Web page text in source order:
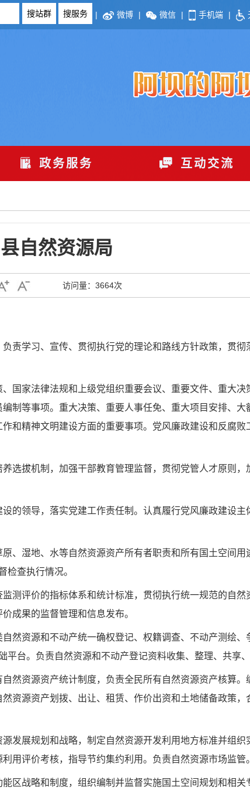
| 微博 | 微信 | 手机端 |
政务服务 互动交流
县自然资源局
访问量： 3664次
负责学习、宣传、贯彻执行党的理论和路线方针政策，贯
国家法律法规和上级党组织重要会议、重要文件、重大
制等事项。重大决策、重要人事任免、重大项目安排、大
和精神文明建设方面的重要事项。党风廉政建设和反腐败
选拔机制，加强干部教育管理监督，贯彻党管人才原则
设的领导，落实党建工作责任制。认真履行党风廉政建设主
原、湿地、水等自然资源资产所有者职责和所有国土空间用
检查执行情况。
监测评价的指标体系和统计标准，贯彻执行统一规范的自然
成果的监督管理和信息发布。
自然资源和不动产统一确权登记、权籍调查、不动产测绘、
平台。负责自然资源和不动产登记资料收集、整理、共享
然资源资产统计制度，负责全民所有自然资源资产核算
资源资产划拨、出让、租赁、作价出资和土地储备政策，
发展规划和战略，制定自然资源开发利用地方标准并组织
用评价考核，指导节约集约利用。负责自然资源市场监管。
区战略和制度，组织编制并监督实施国土空间规划和相